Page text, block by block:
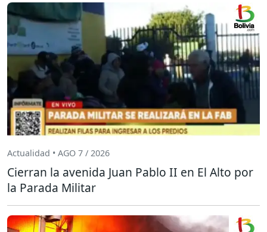
Actualidad • AGO 7 / 2026
Cierran la avenida Juan Pablo II en El Alto por
la Parada Militar